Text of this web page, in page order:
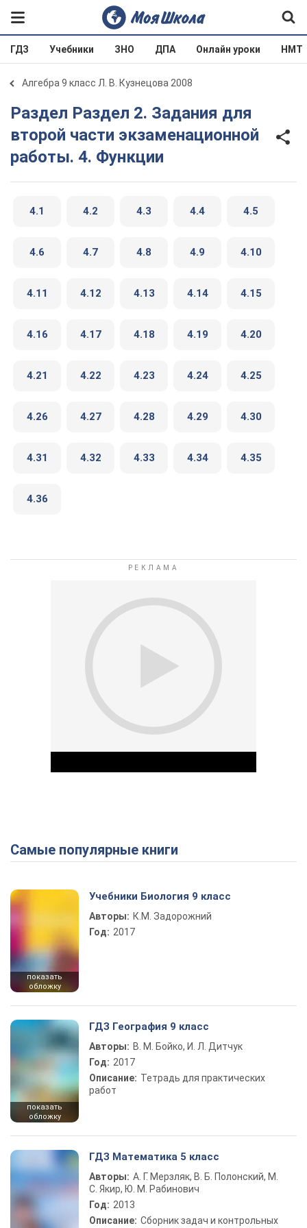
ГДЗ Учебники ЗНО ДПА Онлайн уроки НМТ
Алгебра 9 класс Л. В. Кузнецова 2008
Раздел Раздел 2. Задания для
второй части экзаменационной
работы. 4. Функции
4.1 4.2 4.3 4.4 4.5
4.6 4.7 4.8 4.9 4.10
4.11 4.12 4.13 4.14 4.15
4.16 4.17 4.18 4.19 4.20
4.21 4.22 4.23 4.24 4.25
4.26 4.27 4.28 4.29 4.30
4.31 4.32 4.33 4.34 4.35
4.36
Play Video
Самые популярные книги
показать
обложку
Учебники Биология 9 класс
Авторы: К.М. Задорожний
Год: 2017
показать
обложку
ГДЗ География 9 класс
Авторы: В. М. Бойко, И. Л. Дитчук
Год: 2017
Описание: Тетрадь для практических
работ
ГДЗ Математика 5 класс
Авторы: А. Г. Мерзляк, В. Б. Полонский, М.
С. Якир, Ю. М. Рабинович
Год: 2013
Описание: Сборник задач и контрольных